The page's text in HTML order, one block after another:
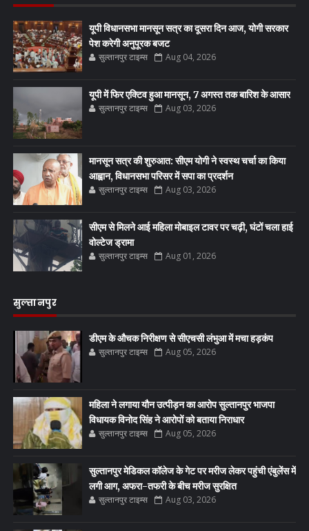
यूपी विधानसभा मानसून सत्र का दूसरा दिन आज, योगी सरकार
पेश करेगी अनुपूरक बजट
सुल्तानपुर टाइम्स Aug 04, 2026
यूपी में फिर एक्टिव हुआ मानसून, 7 अगस्त तक बारिश के आसार
सुल्तानपुर टाइम्स Aug 03, 2026
मानसून सत्र की शुरुआत: सीएम योगी ने स्वस्थ चर्चा का किया
आह्वान, विधानसभा परिसर में सपा का प्रदर्शन
सुल्तानपुर टाइम्स Aug 03, 2026
सीएम से मिलने आई महिला मोबाइल टावर पर चढ़ी, घंटों चला हाई
वोल्टेज ड्रामा
सुल्तानपुर टाइम्स Aug 01, 2026
सुल्तानपुर
डीएम के औचक निरीक्षण से सीएचसी लंभुआ में मचा हड़कंप
सुल्तानपुर टाइम्स Aug 05, 2026
महिला ने लगाया यौन उत्पीड़न का आरोप सुल्तानपुर भाजपा
विधायक विनोद सिंह ने आरोपों को बताया निराधार
सुल्तानपुर टाइम्स Aug 05, 2026
सुल्तानपुर मेडिकल कॉलेज के गेट पर मरीज लेकर पहुंची एंबुलेंस में
लगी आग, अफरा-तफरी के बीच मरीज सुरक्षित
सुल्तानपुर टाइम्स Aug 03, 2026